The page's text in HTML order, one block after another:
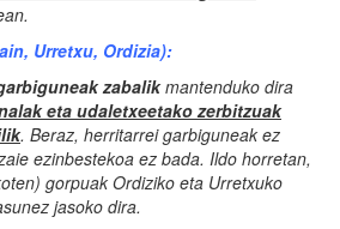
Urretxu, Ordizia):
zabalikmantenduko dira
eta udaletxeetako zerbitzuak
. Beraz, herritarrei garbiguneak ez
ezinbestekoa ez bada. Ildo horretan,
gorpuak Ordiziko eta Urretxuko
jasoko dira.